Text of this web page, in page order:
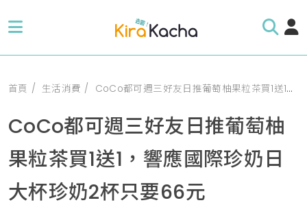
首頁 生活消費 CoCo都可週三好友日推葡萄柚果粒茶買1送1，響應國際珍奶日大杯珍奶2杯只要66元
CoCo都可週三好友日推葡萄柚
果粒茶買1送1，響應國際珍奶日
大杯珍奶2杯只要66元